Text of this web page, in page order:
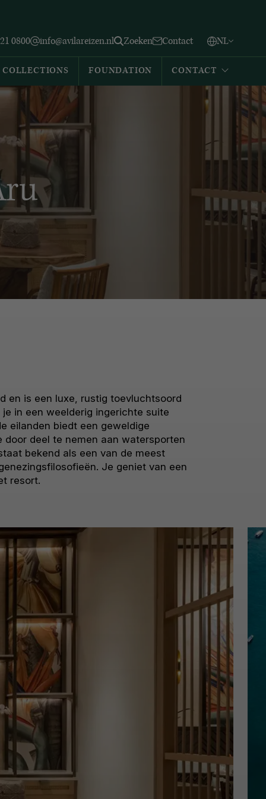
0800 info@avilareizen.nl Zoeken Contact NL
Español
COLLECTIONS FOUNDATION CONTACT
en is een luxe, rustig toevluchtsoord
in een weelderig ingerichte suite
eilanden biedt een geweldige
deel te nemen aan watersporten
bekend als een van de meest
Je geniet van een
resort.